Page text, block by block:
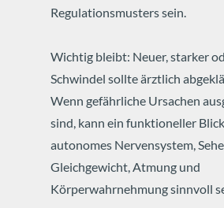
Regulationsmusters sein.
Wichtig bleibt: Neuer, starker
Schwindel sollte ärztlich
Wenn gefährliche Ursachen
sind, kann ein funktioneller
autonomes Nervensystem,
Gleichgewicht, Atmung und
Körperwahrnehmung sinnvoll